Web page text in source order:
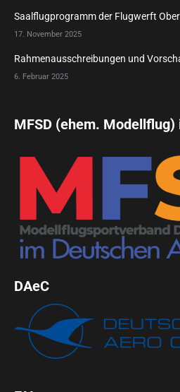
Saalflugprogramm der Flugwerft
17. November 2025
Rahmenausschreibungen und
6. Februar 2025
MFSD (ehem. Modellflug)
DAeC